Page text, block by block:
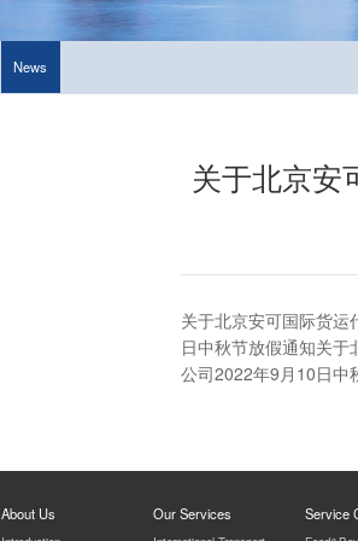
News
关于北京安
关于北京安可国际货
日中秋节放假通知关
公司2022年9月10日中
About Us Our Services Service